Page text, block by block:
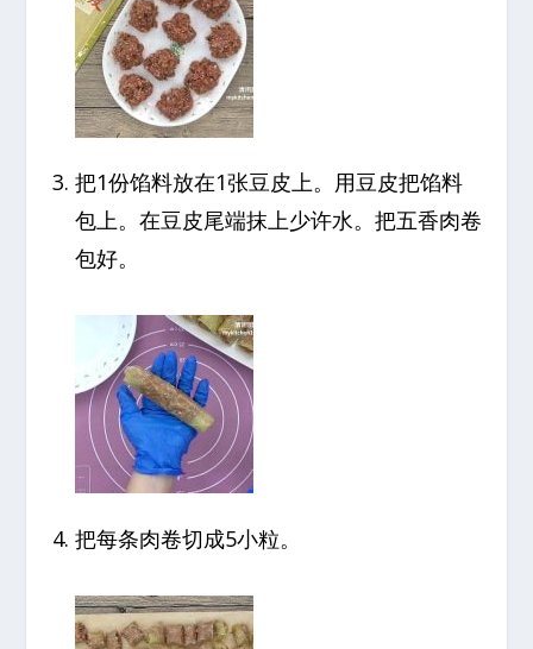
把1份馅料放在1张豆皮上。用豆皮把馅料
包上。在豆皮尾端抹上少许水。把五香肉卷
包好。
把每条肉卷切成5小粒。